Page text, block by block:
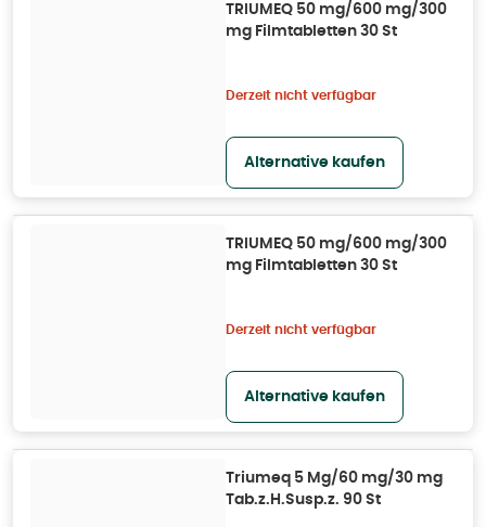
TRIUMEQ 50 mg/600 mg/300
mg Filmtabletten 30 St
Derzeit nicht verfügbar
Alternative kaufen
TRIUMEQ 50 mg/600 mg/300
mg Filmtabletten 30 St
Derzeit nicht verfügbar
Alternative kaufen
Triumeq 5 Mg/60 mg/30 mg
Tab.z.H.Susp.z. 90 St